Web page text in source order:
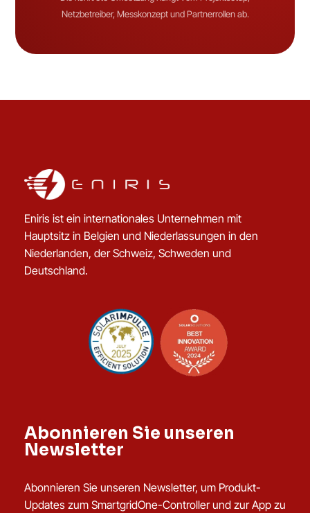
Netzbetreiber, Messkonzept und Partnerrollen ab.
Eniris ist ein internationales Unternehmen mit
Hauptsitz in Belgien und Niederlassungen in den
Niederlanden, der Schweiz, Schweden und
Deutschland.
Abonnieren Sie unseren
Newsletter
Abonnieren Sie unseren Newsletter, um Produkt-
Updates zum SmartgridOne-Controller und zur App zu